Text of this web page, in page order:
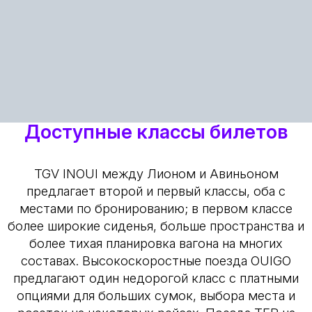
Доступные классы билетов
TGV INOUI между Лионом и Авиньоном
предлагает второй и первый классы, оба с
местами по бронированию; в первом классе
более широкие сиденья, больше пространства и
более тихая планировка вагона на многих
составах. Высокоскоростные поезда OUIGO
предлагают один недорогой класс с платными
опциями для больших сумок, выбора места и